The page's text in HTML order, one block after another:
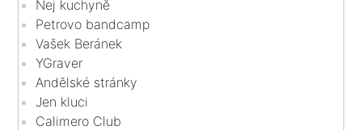
Nej kuchyně
Petrovo bandcamp
Vašek Beránek
YGraver
Andělské stránky
Jen kluci
Calimero Club